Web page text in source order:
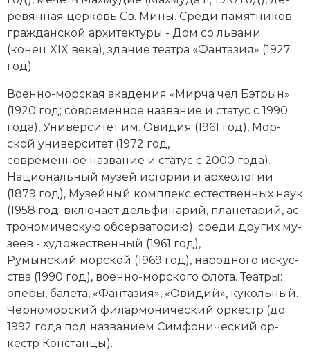
ревянная церковь Св. Ми­ны. Сре­ди па­мят­ни­ков
гражданской ар­хи­тек­ту­ры - Дом со льва­ми
(конец XIX века), зда­ние те­ат­ра «Фан­та­зия» (1927
год).
Во­енно-морская ака­де­мия «Мир­ча чел Бэт­рын»
(1920 год; современное название и ста­тус с 1990
года), Университет им. Ови­дия (1961 год), Мор­
ской университет (1972 год,
современное название и ста­тус с 2000 года).
Национальный му­зей ис­то­рии и ар­хео­ло­гии
(1879 год), Му­зей­ный ком­плекс ес­тественных на­ук
(1958 год; вклю­ча­ет дель­фи­на­рий, пла­не­та­рий, ас­
тро­но­мическую об­сер­ва­то­рию); сре­ди других му­
зе­ев - ху­до­же­ст­вен­ный (1961 год),
Румынский мор­ской (1969 год), народного ис­кус­
ст­ва (1990 год), во­енно-морского фло­та. Те­ат­ры:
опе­ры, ба­ле­та, «Фан­та­зия», «Ови­дий», ку­коль­ный.
Чер­но­мор­ский фи­лар­мо­нический ор­кестр (до
1992 года под названием Сим­фо­нический ор­
кестр Кон­стан­цы).